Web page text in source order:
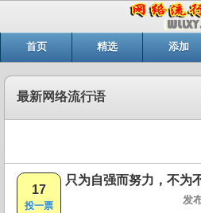
首页 精选 添加
最新网络流行语
17
投一票
只为自强而努力，不为
发